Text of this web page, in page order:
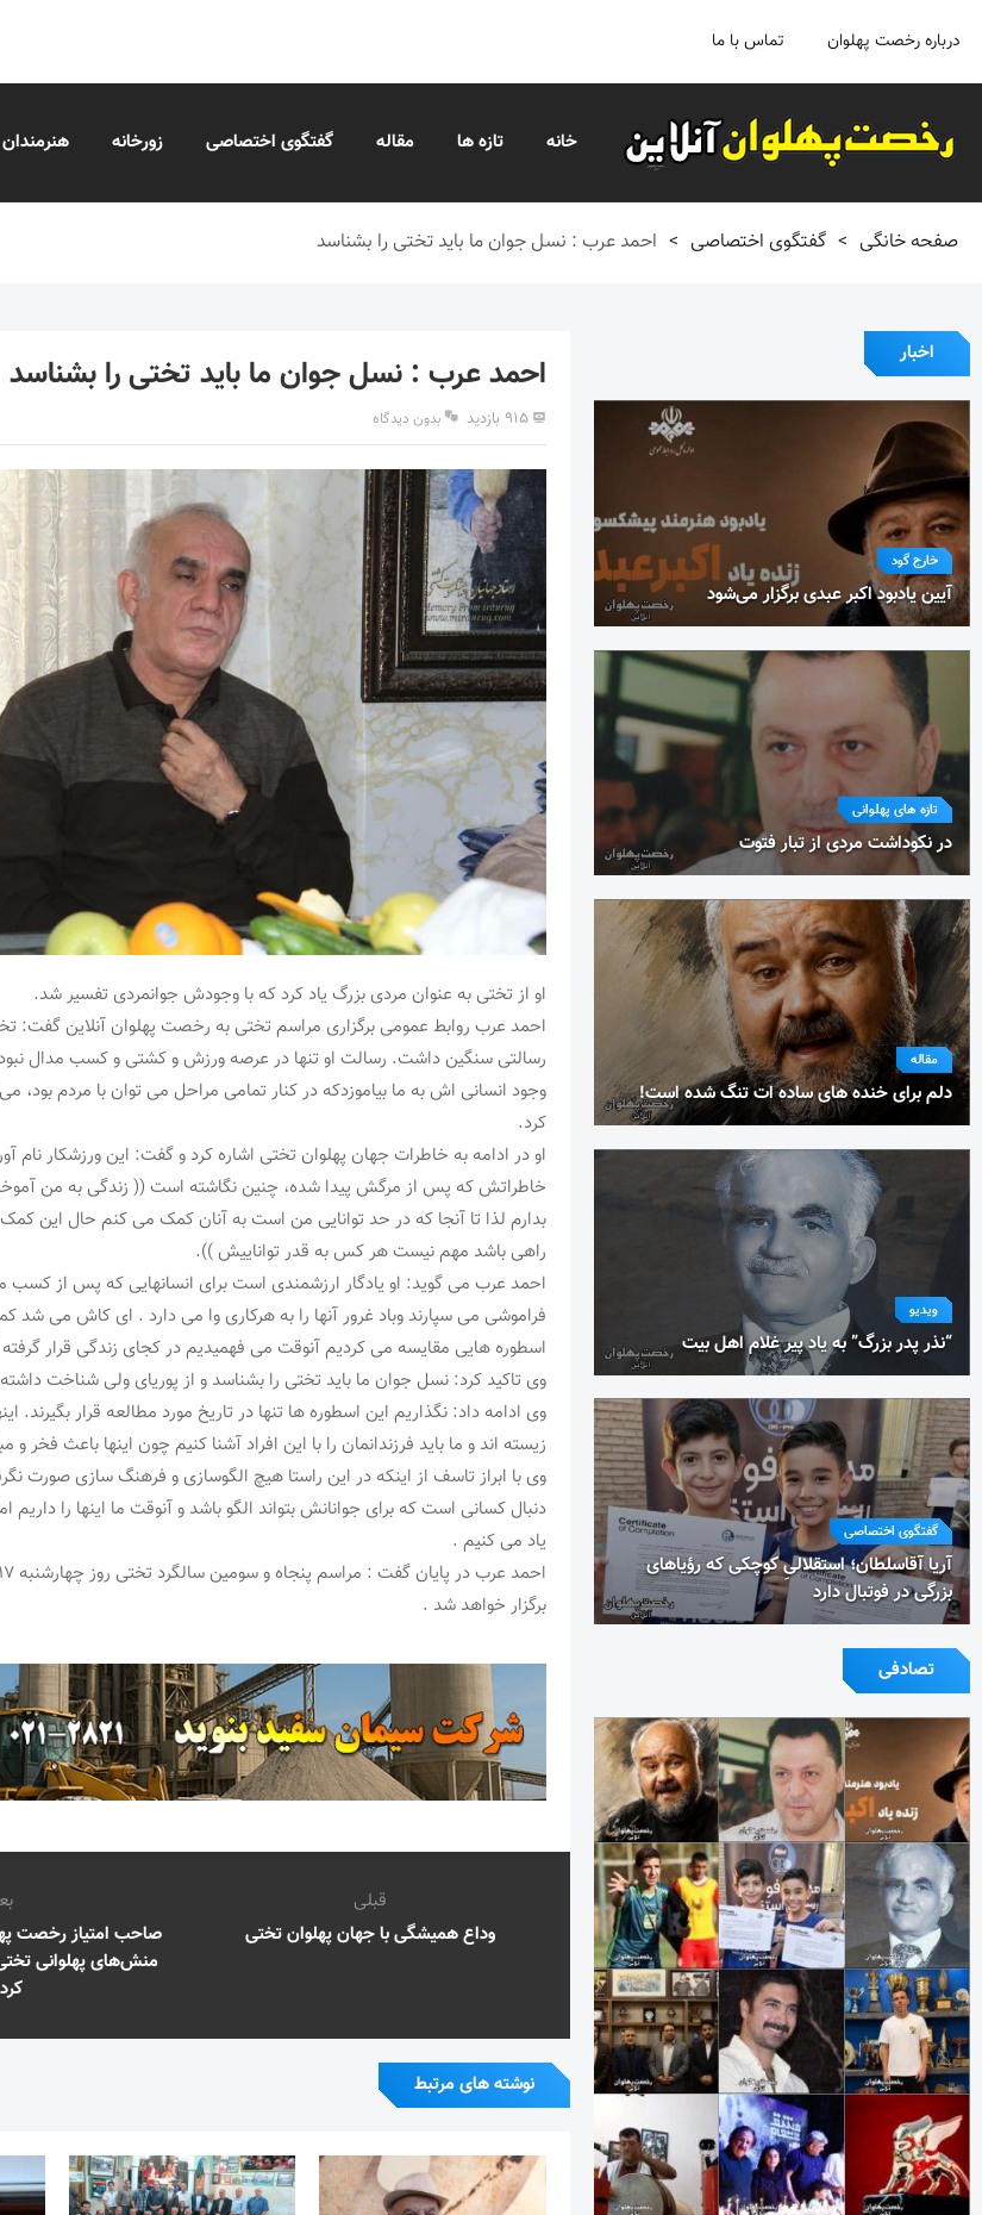
درباره رخصت پهلوان تماس با ما
خانه تازه ها مقاله گفتگوی اختصاصی زورخانه هنرمندان
صفحه خانگی > گفتگوی اختصاصی > احمد عرب : نسل جوان ما باید تختی را بشناسد
اخبار
خارج گود
آیین یادبود اکبر عبدی برگزار می‌شود
تازه های پهلوانی
در نکوداشت مردی از تبار فتوت
مقاله
دلم برای خنده های ساده ات تنگ شده است!
ویدیو
“نذر پدر بزرگ” به یاد پیر غلام اهل بیت
گفتگوی اختصاصی
آریا آقاسلطان؛ استقلالیِ کوچکی که رؤیاهای
بزرگی در فوتبال دارد
تصادفی
احمد عرب : نسل جوان ما باید تختی را بشناسد
۹۱۵ بازدید بدون دیدگاه
او از تختی به عنوان مردی بزرگ یاد کرد که با وجودش جوانمردی تفسیر شد.
احمد عرب روابط عمومی برگزاری مراسم تختی به رخصت پهلوان آنلاین گفت:
رسالتی سنگین داشت. رسالت او تنها در عرصه ورزش و کشتی و کسب مدال نبود
وجود انسانی اش به ما بیاموزدکه در کنار تمامی مراحل می توان با مردم بود،
کرد.
او در ادامه به خاطرات جهان پهلوان تختی اشاره کرد و گفت: این ورزشکار نام
خاطراتش که پس از مرگش پیدا شده، چنین نگاشته است (( زندگی به من
بدارم لذا تا آنجا که در حد توانایی من است به آنان کمک می کنم حال این
راهی باشد مهم نیست هر کس به قدر تواناییش )).
احمد عرب می گوید: او یادگار ارزشمندی است برای انسانهایی که پس از کسب
فراموشی می سپارند وباد غرور آنها را به هرکاری وا می دارد . ای کاش می شد
اسطوره هایی مقایسه می کردیم آنوقت می فهمیدیم در کجای زندگی قرار
وی تاکید کرد: نسل جوان ما باید تختی را بشناسد و از پوریای ولی شناخت
وی ادامه داد: نگذاریم این اسطوره ها تنها در تاریخ مورد مطالعه قرار بگیرند.
زیسته اند و ما باید فرزندانمان را با این افراد آشنا کنیم چون اینها باعث فخر
وی با ابراز تاسف از اینکه در این راستا هیچ الگوسازی و فرهنگ سازی صورت
دنبال کسانی است که برای جوانانش بتواند الگو باشد و آنوقت ما اینها را داریم
یاد می کنیم .
برگزار خواهد شد .
قبلی
وداع همیشگی با جهان پهلوان تختی
صاحب امتیاز رخصت
منش‌های پهلوانی
نوشته های مرتبط